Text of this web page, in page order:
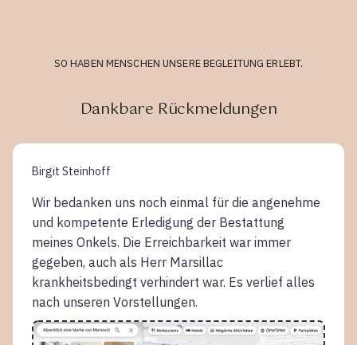
SO HABEN MENSCHEN UNSERE BEGLEITUNG ERLEBT.
Dankbare Rückmeldungen
Birgit Steinhoff
Wir bedanken uns noch einmal für die angenehme
und kompetente Erledigung der Bestattung
meines Onkels. Die Erreichbarkeit war immer
gegeben, auch als Herr Marsillac
krankheitsbedingt verhindert war. Es verlief alles
nach unseren Vorstellungen.